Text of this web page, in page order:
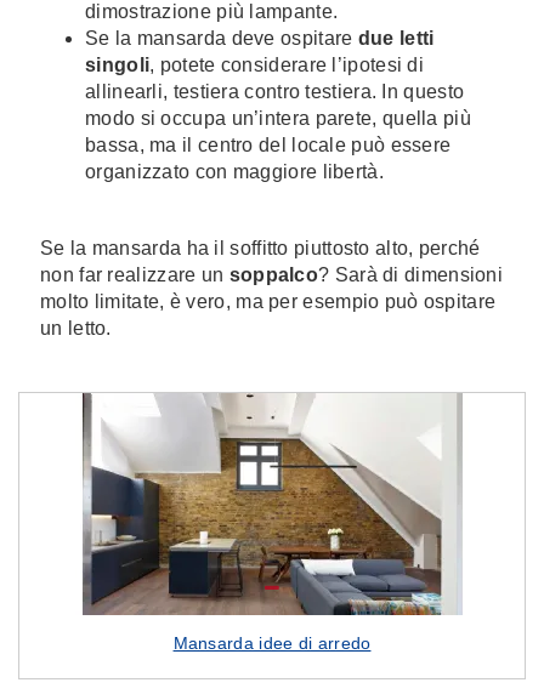
dimostrazione più lampante.
Se la mansarda deve ospitare due letti
singoli, potete considerare l’ipotesi di
allinearli, testiera contro testiera. In questo
modo si occupa un’intera parete, quella più
bassa, ma il centro del locale può essere
organizzato con maggiore libertà.
Se la mansarda ha il soffitto piuttosto alto, perché
non far realizzare un soppalco? Sarà di dimensioni
molto limitate, è vero, ma per esempio può ospitare
un letto.
Mansarda idee di arredo